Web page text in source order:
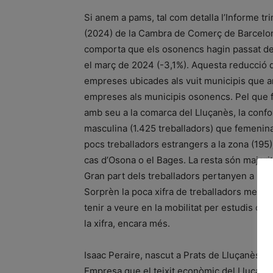
Si anem a pams, tal com detalla l’Informe
(2024) de la Cambra de Comerç de
comporta que els osonencs hagin passat
el març de 2024 (-3,1%). Aquesta reducció
empreses ubicades als vuit municipis que
empreses als municipis osonencs. Pel
amb seu a la comarca del Lluçanès, la
masculina (1.425 treballadors) que
pocs treballadors estrangers a la zona
cas d’Osona o el Bages. La resta són
Gran part dels treballadors pertanyen a les
Sorprèn la poca xifra de treballadors
tenir a veure en la mobilitat per estudis o
la xifra, encara més.
Isaac Peraire, nascut a Prats de Lluçanès i